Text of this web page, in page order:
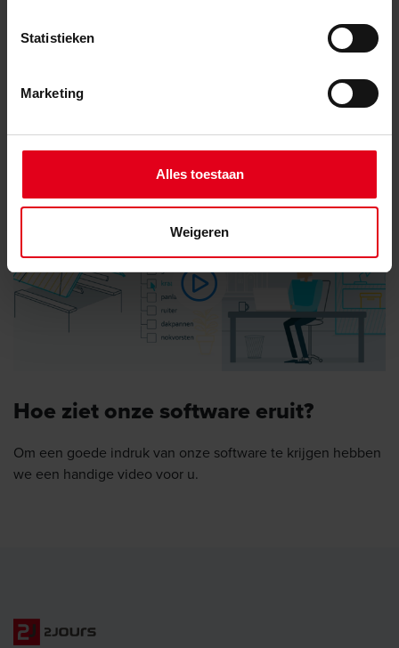
Statistieken
Marketing
Alles toestaan
Weigeren
Hoe ziet onze software eruit?
Om een goede indruk van onze software te krijgen hebben
we een handige video voor u.